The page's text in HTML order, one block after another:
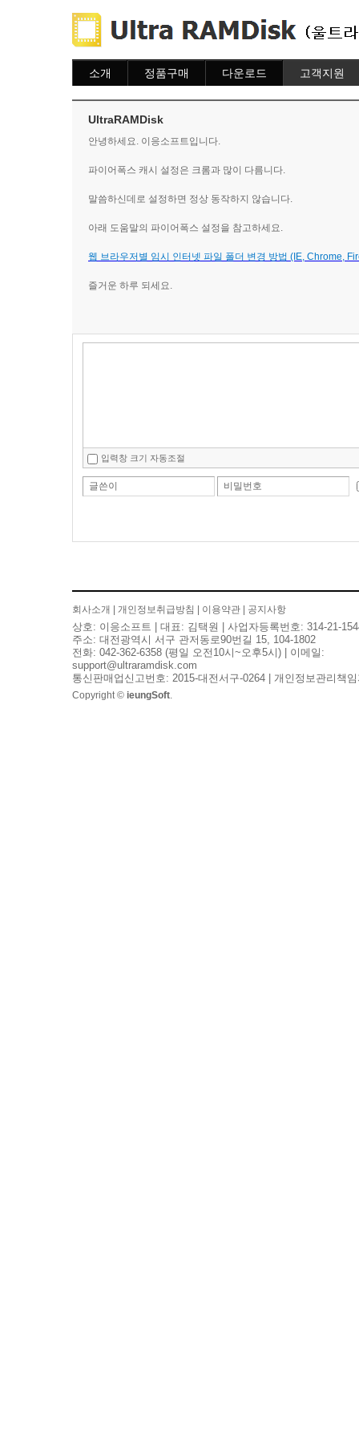
소개 정품구매
이용안내
다운로드 고객지원
UltraRAMDisk
안녕하세요. 이응소프트입니다.
파이어폭스 캐시 설정은 크롬과 많이 다름니다.
말씀하신데로 설정하면 정상 동작하지 않습니다.
아래 도움말의 파이어폭스 설정을 참고하세요.
웹 브라우저별 임시 인터넷 파일 폴더 변경 방법 (IE, Chrome,
즐거운 하루 되세요.
입력창 크기 자동조절
글쓴이 비밀번호
회사소개 개인정보취급방침 이용약관 공지사항
상호: 이응소프트 | 대표: 김택원 | 사업자등록번호: 314-21-
주소: 대전광역시 서구 관저동로90번길 15, 104-1802
전화: 042-362-6358 (평일 오전10시~오후5시) | 이메일:
support@ultraramdisk.com
통신판매업신고번호: 2015-대전서구-0264 | 개인정보관리책
Copyright © ieungSoft.